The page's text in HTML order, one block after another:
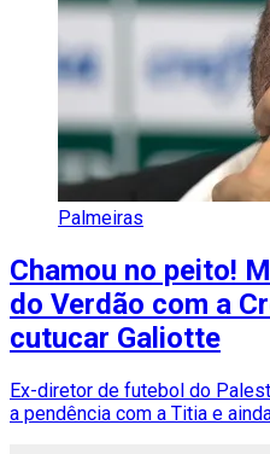
Palmeiras
Chamou no peito!
do Verdão com a
cutucar Galiotte
Ex-diretor de futebol do
a pendência com a Titia e